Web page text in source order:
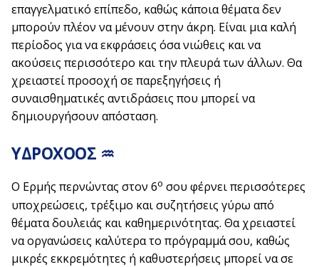
επαγγελματικό επίπεδο, καθώς κάποια θέματα δεν
μπορούν πλέον να μένουν στην άκρη. Είναι μια καλή
περίοδος για να εκφράσεις όσα νιώθεις και να
ακούσεις περισσότερο και την πλευρά των άλλων. Θα
χρειαστεί προσοχή σε παρεξηγήσεις ή
συναισθηματικές αντιδράσεις που μπορεί να
δημιουργήσουν απόσταση.
ΥΔΡΟΧΟΟΣ ♒
Ο Ερμής περνώντας στον 6ο σου φέρνει περισσότερες
υποχρεώσεις, τρέξιμο και συζητήσεις γύρω από
θέματα δουλειάς και καθημερινότητας. Θα χρειαστεί
να οργανώσεις καλύτερα το πρόγραμμά σου, καθώς
μικρές εκκρεμότητες ή καθυστερήσεις μπορεί να σε